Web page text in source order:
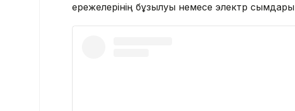
ережелерінің бұзылуы немесе электр